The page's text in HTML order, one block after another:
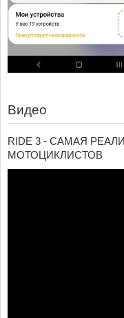
Видео
RIDE 3 - САМАЯ
МОТОЦИКЛИСТОВ